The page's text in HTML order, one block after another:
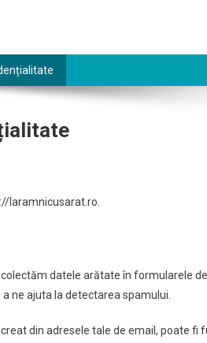
laramnicusarat.ro.
datele arătate în formularele
ne ajuta la detectarea spamului.
din adresele tale de email, poate fi